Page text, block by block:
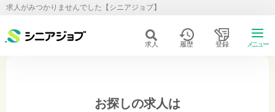
求人がみつかりませんでした【シニアジョブ】
求人 履歴 登録 メニュー
お探しの求人は